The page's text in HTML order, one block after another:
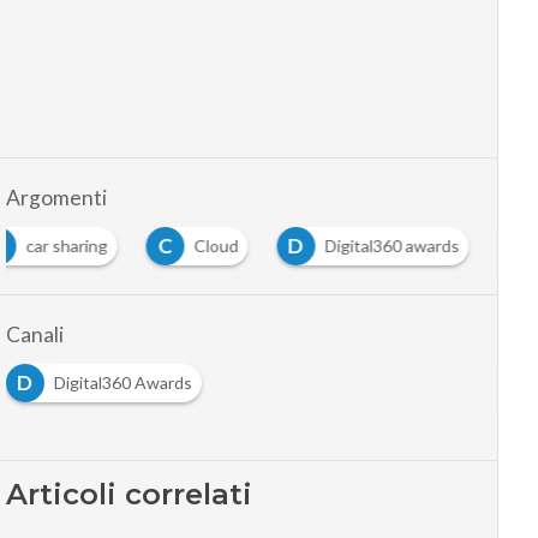
Argomenti
car sharing C Cloud D Digital360 awards
Canali
D
Digital360 Awards
Articoli correlati